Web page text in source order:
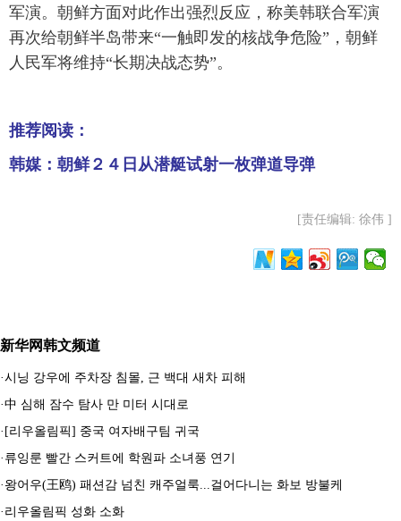
军演。朝鲜方面对此作出强烈反应，称美韩联合军演
再次给朝鲜半岛带来“一触即发的核战争危险”，朝鲜
人民军将维持“长期决战态势”。
推荐阅读：
韩媒：朝鲜２４日从潜艇试射一枚弹道导弹
[责任编辑: 徐伟 ]
新华网韩文频道
·시닝 강우에 주차장 침몰, 근 백대 새차 피해
·中 심해 잠수 탐사 만 미터 시대로
· [리우올림픽] 중국 여자배구팀 귀국
· 류잉룬 빨간 스커트에 학원파 소녀풍 연기
· 왕어우(王鸥) 패션감 넘친 캐주얼룩...걸어다니는 화보 방불케
· 리우올림픽 성화 소화